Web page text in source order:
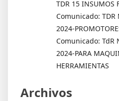
TDR 15 INSUMOS
Comunicado: TDR
2024-
Comunicado: TdR
2024-PARA
HERRAMIENTAS
Archivos